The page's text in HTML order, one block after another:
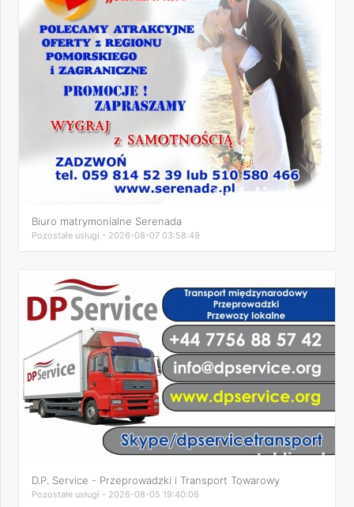
Biuro matrymonialne Serenada
Pozostałe usługi - 2026-08-07 03:58:49
D.P. Service - Przeprowadzki i Transport Towarowy
Pozostałe usługi - 2026-08-05 19:40:06